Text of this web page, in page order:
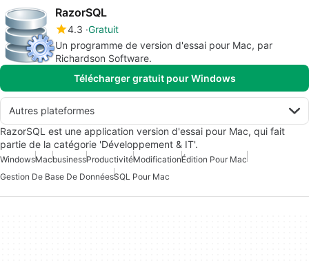
RazorSQL
4.3 Gratuit
Un programme de version d'essai pour Mac, par
Richardson Software.
Télécharger gratuit pour Windows
Autres plateformes
RazorSQL est une application version d'essai pour Mac, qui fait
partie de la catégorie 'Développement & IT'.
WindowsMacbusinessProductivitéModificationÉdition Pour Mac
Gestion De Base De DonnéesSQL Pour Mac